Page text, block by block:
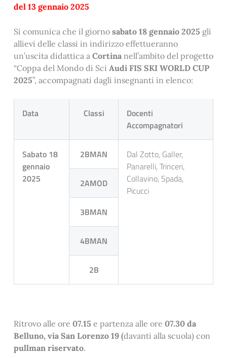
del 13 gennaio 2025
Si comunica che il giorno sabato 18 gennaio 2025 gli
allievi delle classi in indirizzo effettueranno
un’uscita didattica a Cortina nell’ambito del progetto
“Coppa del Mondo di Sci Audi FIS SKI WORLD CUP
2025”, accompagnati dagli insegnanti in elenco:
Data Classi
Docenti
Accompagnatori
Sabato 18
gennaio
2025
2BMAN
Dal Zotto, Galler,
Panarelli, Trinceri,
Collavino, Spada,
Picucci
2AMOD
3BMAN
4BMAN
2B
Ritrovo alle ore 07.15 e partenza alle ore 07.30 da
Belluno, via San Lorenzo 19 (davanti alla scuola) con
pullman riservato.